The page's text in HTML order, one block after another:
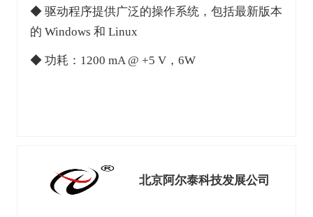
◆ 驱动程序提供广泛的操作系统，包括最新版本
的 Windows 和 Linux
◆ 功耗：1200 mA @ +5 V，6W
北京阿尔泰科技发展公司